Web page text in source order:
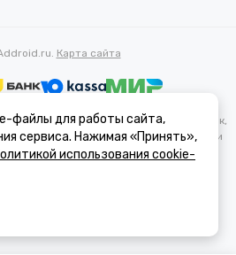
Карта сайта
информация, касающаяся характеристик,
информационный характер и ни при
публичной офертой, определяемой
Гражданского кодекса РФ.
файлы для работы сайта,
сервиса. Нажимая «Принять»,
использования cookie-